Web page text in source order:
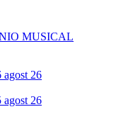
MUSICAL
26
26